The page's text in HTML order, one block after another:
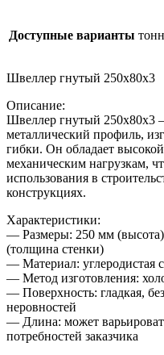
Доступные варианты
Швеллер гнутый 250х80х3
Описание:
Швеллер гнутый 250х80х3
металлический профиль,
гибки. Он обладает
механическим нагрузкам,
использования в
конструкциях.
Характеристики:
— Размеры: 250 мм
(толщина стенки)
— Материал: углеродистая
— Метод изготовления:
— Поверхность: гладкая,
неровностей
— Длина: может
потребностей заказчика